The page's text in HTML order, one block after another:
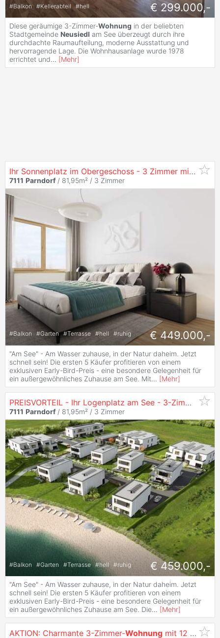
#Balkon #Kellerabteil #hell € 299.000,-
Diese geräumige 3-Zimmer-Wohnung in der beliebten
Stadtgemeinde Neusiedl am See überzeugt durch ihre
durchdachte Raumaufteilung, moderne Ausstattung und
hervorragende Lage. Die Wohnhausanlage wurde 1978
errichtet und... [Mehr]
Ihr Sonnenplatz im Obergeschoss - 3 Zimmer mit Terrasse - EARLY-BIRD-PREIS
7111 Parndorf / 81,95m² / 3 Zimmer
#Balkon #Garten #Terrasse #hell #ruhig € 449.000,-
"Am See" - Am Wasser zuhause, in der Natur daheim. Jetzt
schnell sein! Die ersten 5 Käufer profitieren von einem
exklusiven Early-Bird-Preis - eine besondere Gelegenheit für
ein außergewöhnliches Zuhause am See. Mit... [Mehr]
PREISVORTEIL - Ihr Logenplatz am See - 3-Zimmer-
7111 Parndorf / 81,95m² / 3 Zimmer
#Balkon #Garten #Terrasse #hell #ruhig € 459.000,-
"Am See" - Am Wasser zuhause, in der Natur daheim. Jetzt
schnell sein! Die ersten 5 Käufer profitieren von einem
exklusiven Early-Bird-Preis - eine besondere Gelegenheit für
ein außergewöhnliches Zuhause am See. Die... [Mehr]
AKTION: Charmante 3-Zimmer-Wohnung mit 12 m² Terrasse